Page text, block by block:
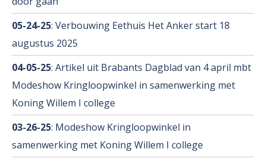
05-24-25: Verbouwing Eethuis Het Anker start 18
augustus 2025
04-05-25: Artikel uit Brabants Dagblad van 4 april mbt
Modeshow Kringloopwinkel in samenwerking met
Koning Willem I college
03-26-25: Modeshow Kringloopwinkel in
samenwerking met Koning Willem I college